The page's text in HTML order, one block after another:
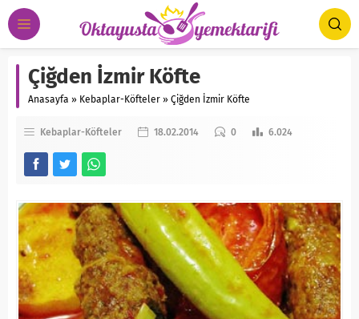
Çiğden İzmir Köfte
Anasayfa » Kebaplar-Köfteler » Çiğden İzmir Köfte
Kebaplar-Köfteler 18.02.2014 0 6.024